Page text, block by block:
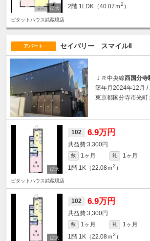
2階 1LDK（40.07ｍ2 ）
ピタットハウス武蔵境店
アパート セイバリー スマイルⅡ
ＪＲ中央線西国分寺
築年月2024年12月 /
東京都国分寺市光町
102 6.9万円
3,300円
敷 1ヶ月 礼
1ヶ月
1階 1K（22.08ｍ2 ）
ピタットハウス武蔵境店
102 6.9万円
3,300円
敷 1ヶ月 礼
1ヶ月
1階 1K（22.08ｍ2 ）